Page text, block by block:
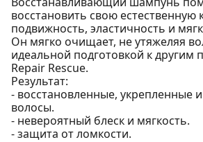
восстановить свою естественную
подвижность, эластичность и
Он мягко очищает, не утяжеляя
идеальной подготовкой к другим
Repair Rescue.
Результат:
- восстановленные, укрепленные
волосы.
- невероятный блеск и мягкость.
- защита от ломкости.